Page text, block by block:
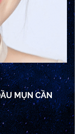
MỤN CẦN